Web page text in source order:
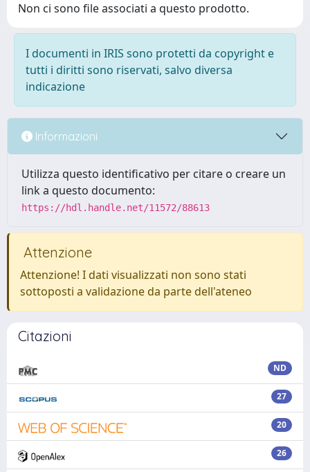
Non ci sono file associati a questo prodotto.
I documenti in IRIS sono protetti da copyright e
tutti i diritti sono riservati, salvo diversa
indicazione
Informazioni
Utilizza questo identificativo per citare o creare un
link a questo documento:
https://hdl.handle.net/11572/88613
Attenzione
Attenzione! I dati visualizzati non sono stati
sottoposti a validazione da parte dell'ateneo
Citazioni
ND
27
20
26